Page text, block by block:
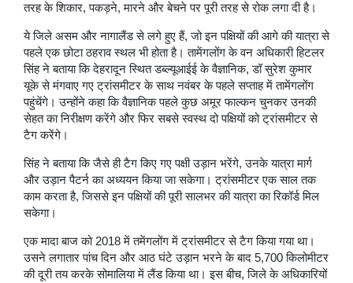
तरह के शिकार, पकड़ने, मारने और बेचने पर पूरी तरह से रोक लगा दी है।
ये जिले असम और नागालैंड से लगे हुए हैं, जो इन पक्षियों की आगे की यात्रा से
पहले एक छोटा ठहराव स्थल भी होता है। तामेंगलोंग के वन अधिकारी हिटलर
सिंह ने बताया कि देहरादून स्थित डब्ल्यूआईई के वैज्ञानिक, डॉ सुरेश कुमार
यूके से मंगवाए गए ट्रांसमीटर के साथ नवंबर के पहले सप्ताह में तामेंगलोंग
पहुंचेंगे। उन्होंने कहा कि वैज्ञानिक पहले कुछ अमूर फाल्कन चुनकर उनकी
सेहत का निरीक्षण करेंगे और फिर सबसे स्वस्थ दो पक्षियों को ट्रांसमीटर से
टैग करेंगे।
सिंह ने बताया कि जैसे ही टैग किए गए पक्षी उड़ान भरेंगे, उनके यात्रा मार्ग
और उड़ान पैटर्न का अध्ययन किया जा सकेगा। ट्रांसमीटर एक साल तक
काम करता है, जिससे इन पक्षियों की पूरी सालभर की यात्रा का रिकॉर्ड मिल
सकेगा।
एक मादा बाज को 2018 में तमेंगलोंग में ट्रांसमीटर से टैग किया गया था।
उसने लगातार पांच दिन और आठ घंटे उड़ान भरने के बाद 5,700 किलोमीटर
की दूरी तय करके सोमालिया में लैंड किया था। इस बीच, जिले के अधिकारियों